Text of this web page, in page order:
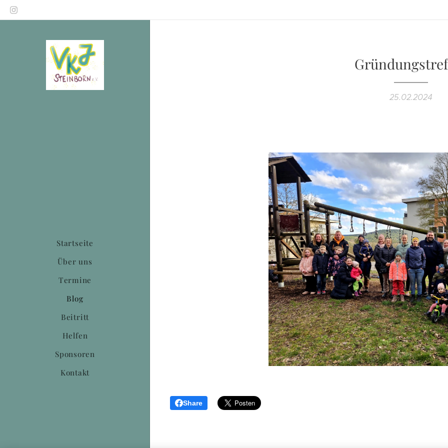
Startseite
Über uns
Termine
Blog
Beitritt
Helfen
Sponsoren
Kontakt
25.02.2024
Share